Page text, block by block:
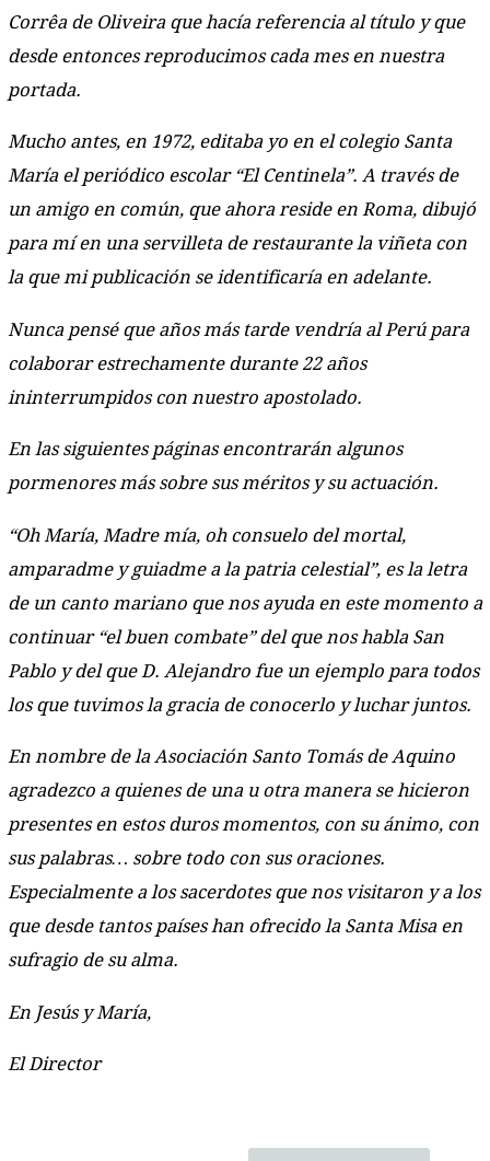
Corrêa de Oliveira que hacía referencia al título y que
desde entonces reproducimos cada mes en nuestra
portada.
Mucho antes, en 1972, editaba yo en el colegio Santa
María el periódico escolar “El Centinela”. A través de
un amigo en común, que ahora reside en Roma, dibujó
para mí en una servilleta de restaurante la viñeta con
la que mi publicación se identificaría en adelante.
Nunca pensé que años más tarde vendría al Perú para
colaborar estrechamente durante 22 años
ininterrumpidos con nuestro apostolado.
En las siguientes páginas encontrarán algunos
pormenores más sobre sus méritos y su actuación.
“Oh María, Madre mía, oh consuelo del mortal,
amparadme y guiadme a la patria celestial”, es la letra
de un canto mariano que nos ayuda en este momento a
continuar “el buen combate” del que nos habla San
Pablo y del que D. Alejandro fue un ejemplo para todos
los que tuvimos la gracia de conocerlo y luchar juntos.
En nombre de la Asociación Santo Tomás de Aquino
agradezco a quienes de una u otra manera se hicieron
presentes en estos duros momentos, con su ánimo, con
sus palabras… sobre todo con sus oraciones.
Especialmente a los sacerdotes que nos visitaron y a los
que desde tantos países han ofrecido la Santa Misa en
sufragio de su alma.
En Jesús y María,
El Director